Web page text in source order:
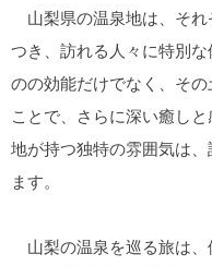
山梨県の温泉地は、そ
つき、訪れる人々に特別
のの効能だけでなく、そ
ことで、さらに深い癒し
地が持つ独特の雰囲気は
ます。
山梨の温泉を巡る旅は